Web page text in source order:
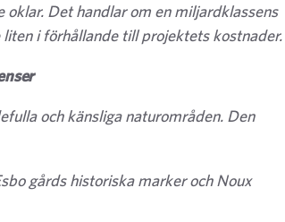
Det handlar om en miljardklassens
i förhållande till projektets kostnader.
och känsliga naturområden. Den
gårds historiska marker och Noux